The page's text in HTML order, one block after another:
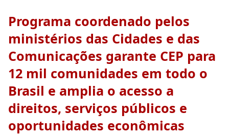
Programa coordenado pelos
ministérios das Cidades e das
Comunicações garante CEP para
12 mil comunidades em todo o
Brasil e amplia o acesso a
direitos, serviços públicos e
oportunidades econômicas